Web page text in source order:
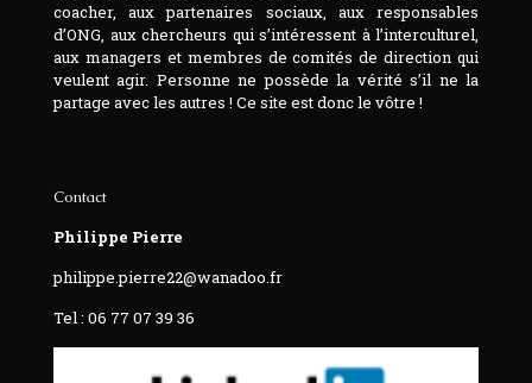
coacher, aux partenaires sociaux, aux responsables
d’ONG, aux chercheurs qui s’intéressent à l’interculturel,
aux managers et membres de comités de direction qui
veulent agir. Personne ne possède la vérité s’il ne la
partage avec les autres ! Ce site est donc le vôtre !
Contact
Philippe Pierre
philippe.pierre22@wanadoo.fr
Tel : 06 77 07 39 36‬